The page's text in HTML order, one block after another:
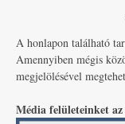
A honlapon található
Amennyiben mégis
megjelölésével
Média felületeinket